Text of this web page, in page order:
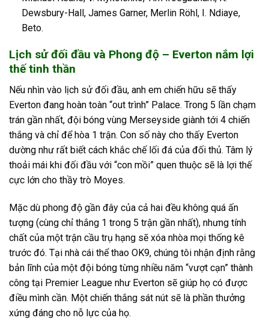
Dewsbury-Hall, James Garner, Merlin Röhl, I. Ndiaye,
Beto.
Lịch sử đối đầu và Phong độ – Everton nắm lợi
thế tinh thần
Nếu nhìn vào lịch sử đối đầu, anh em chiến hữu sẽ thấy
Everton đang hoàn toàn “out trình” Palace. Trong 5 lần chạm
trán gần nhất, đội bóng vùng Merseyside giành tới 4 chiến
thắng và chỉ để hòa 1 trận. Con số này cho thấy Everton
dường như rất biết cách khắc chế lối đá của đối thủ. Tâm lý
thoải mái khi đối đầu với “con mồi” quen thuộc sẽ là lợi thế
cực lớn cho thầy trò Moyes.
Mặc dù phong độ gần đây của cả hai đều không quá ấn
tượng (cùng chỉ thắng 1 trong 5 trận gần nhất), nhưng tính
chất của một trận cầu trụ hạng sẽ xóa nhòa mọi thống kê
trước đó. Tại nhà cái thể thao OK9, chúng tôi nhận định rằng
bản lĩnh của một đội bóng từng nhiều năm “vượt cạn” thành
công tại Premier League như Everton sẽ giúp họ có được
điều mình cần. Một chiến thắng sát nút sẽ là phần thưởng
xứng đáng cho nỗ lực của họ.